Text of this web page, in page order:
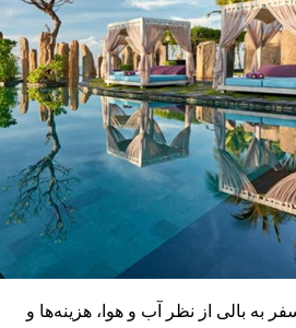
به بالی از نظر آب و هوا، هزینه‌ها و